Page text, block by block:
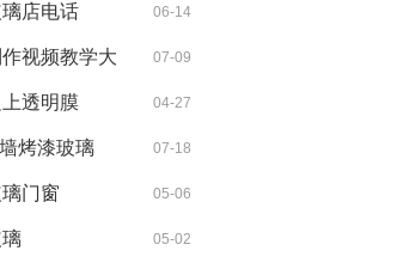
店电话 06-14
视频教学大 07-09
透明膜 04-27
烤漆玻璃 07-18
门窗 05-06
05-02